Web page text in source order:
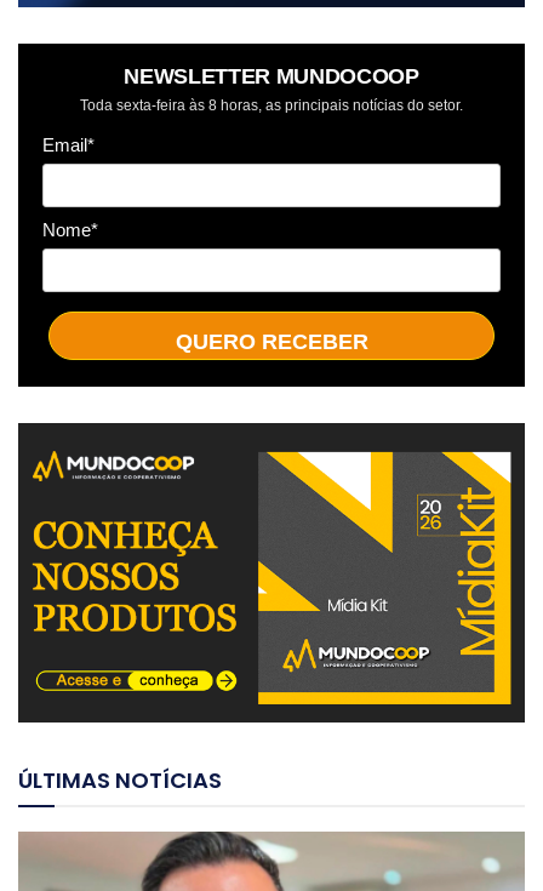
NEWSLETTER MUNDOCOOP
Toda sexta-feira às 8 horas, as principais notícias do setor.
Email*
Nome*
QUERO RECEBER
ÚLTIMAS NOTÍCIAS